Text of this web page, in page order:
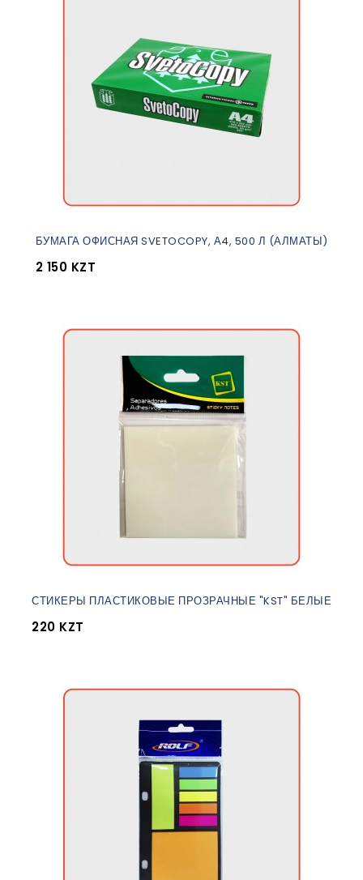
БУМАГА ОФИСНАЯ SVETOCOPY, А4, 500 Л (АЛМАТЫ)
2 150 KZT
СТИКЕРЫ ПЛАСТИКОВЫЕ ПРОЗРАЧНЫЕ "KST" БЕЛЫЕ
220 KZT